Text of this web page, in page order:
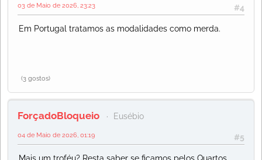
#4
03 de Maio de 2026, 23:23
Em Portugal tratamos as modalidades como merda.
(3 gostos)
ForçadoBloqueio Eusébio
#5
04 de Maio de 2026, 01:19